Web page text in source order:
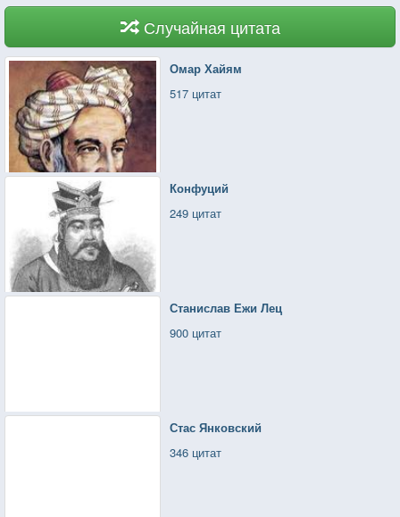
Случайная цитата
Омар Хайям
517 цитат
Конфуций
249 цитат
Станислав Ежи Лец
900 цитат
Стас Янковский
346 цитат